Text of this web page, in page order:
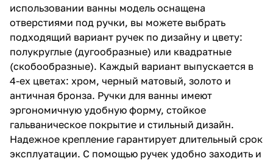
использовании ванны модель оснащена
отверстиями под ручки, вы можете выбрать
подходящий вариант ручек по дизайну и цвету:
полукруглые (дугообразные) или квадратные
(скобообразные). Каждый вариант выпускается в
4-ех цветах: хром, черный матовый, золото и
античная бронза. Ручки для ванны имеют
эргономичную удобную форму, стойкое
гальваническое покрытие и стильный дизайн.
Надежное крепление гарантирует длительный срок
эксплуатации. С помощью ручек удобно заходить и